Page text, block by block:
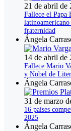
21 de abril de
Fallece el Papa
fraternidad
Ángela
14 de abril de
Fallece Mario
y Nobel de
Ángela
31 de marzo
16 países
2025
Ángela